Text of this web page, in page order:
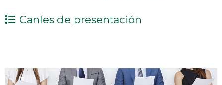
Canles de presentación